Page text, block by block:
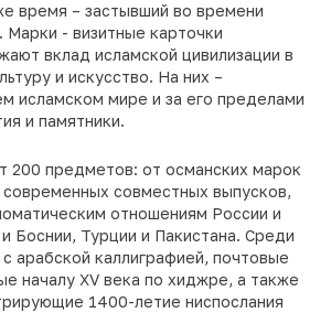
время – застывший во времени
Марки - визитные карточки
вклад исламской цивилизации в
и искусство. На них –
исламском мире и за его пределами
и памятники.
200 предметов: от османских марок
совместных выпусков,
отношениям России и
Боснии, Турции и Пакистана. Среди
арабской каллиграфией, почтовые
началу XV века по хиджре, а также
1400-летие ниспослания